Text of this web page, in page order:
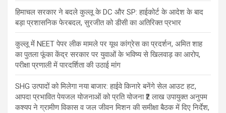
हिमाचल सरकार ने बदले कुल्लू के DC और SP: हाईकोर्ट के आदेश के बाद
बड़ा प्रशासनिक फेरबदल, सुरजीत को डीसी का अतिरिक्त प्रभार
कुल्लू में NEET पेपर लीक मामले पर यूथ कांग्रेस का प्रदर्शन, अमित शाह
का पुतला फूंका केंद्र सरकार पर युवाओं के भविष्य से खिलवाड़ का आरोप,
परीक्षा प्रणाली में पारदर्शिता की उठाई मांग
SHG उत्पादों को मिलेगा नया बाजार: हाईवे किनारे बनेंगे सेल आउट हट,
आपदा प्रभावित पेयजल योजनाओं को प्रति योजना ₹2 लाख उपायुक्त अनुपम
कश्यप ने ग्रामीण विकास व जल जीवन मिशन की समीक्षा बैठक में दिए निर्देश,